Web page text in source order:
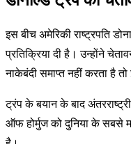
इस बीच अमेरिकी राष्ट्रपति
प्रतिक्रिया दी है। उन्होंने
नाकेबंदी समाप्त नहीं करता है
ट्रंप के बयान के बाद
ऑफ होर्मुज को दुनिया के सबसे